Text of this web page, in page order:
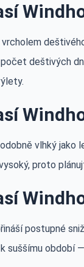
deštivých
vlhký jako
proto
postupné
suššímu období